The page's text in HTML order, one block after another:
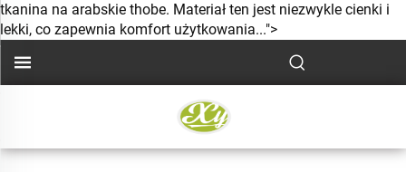
tkanina na arabskie thobe. Materiał ten jest niezwykle cienki i
lekki, co zapewnia komfort użytkowania...">